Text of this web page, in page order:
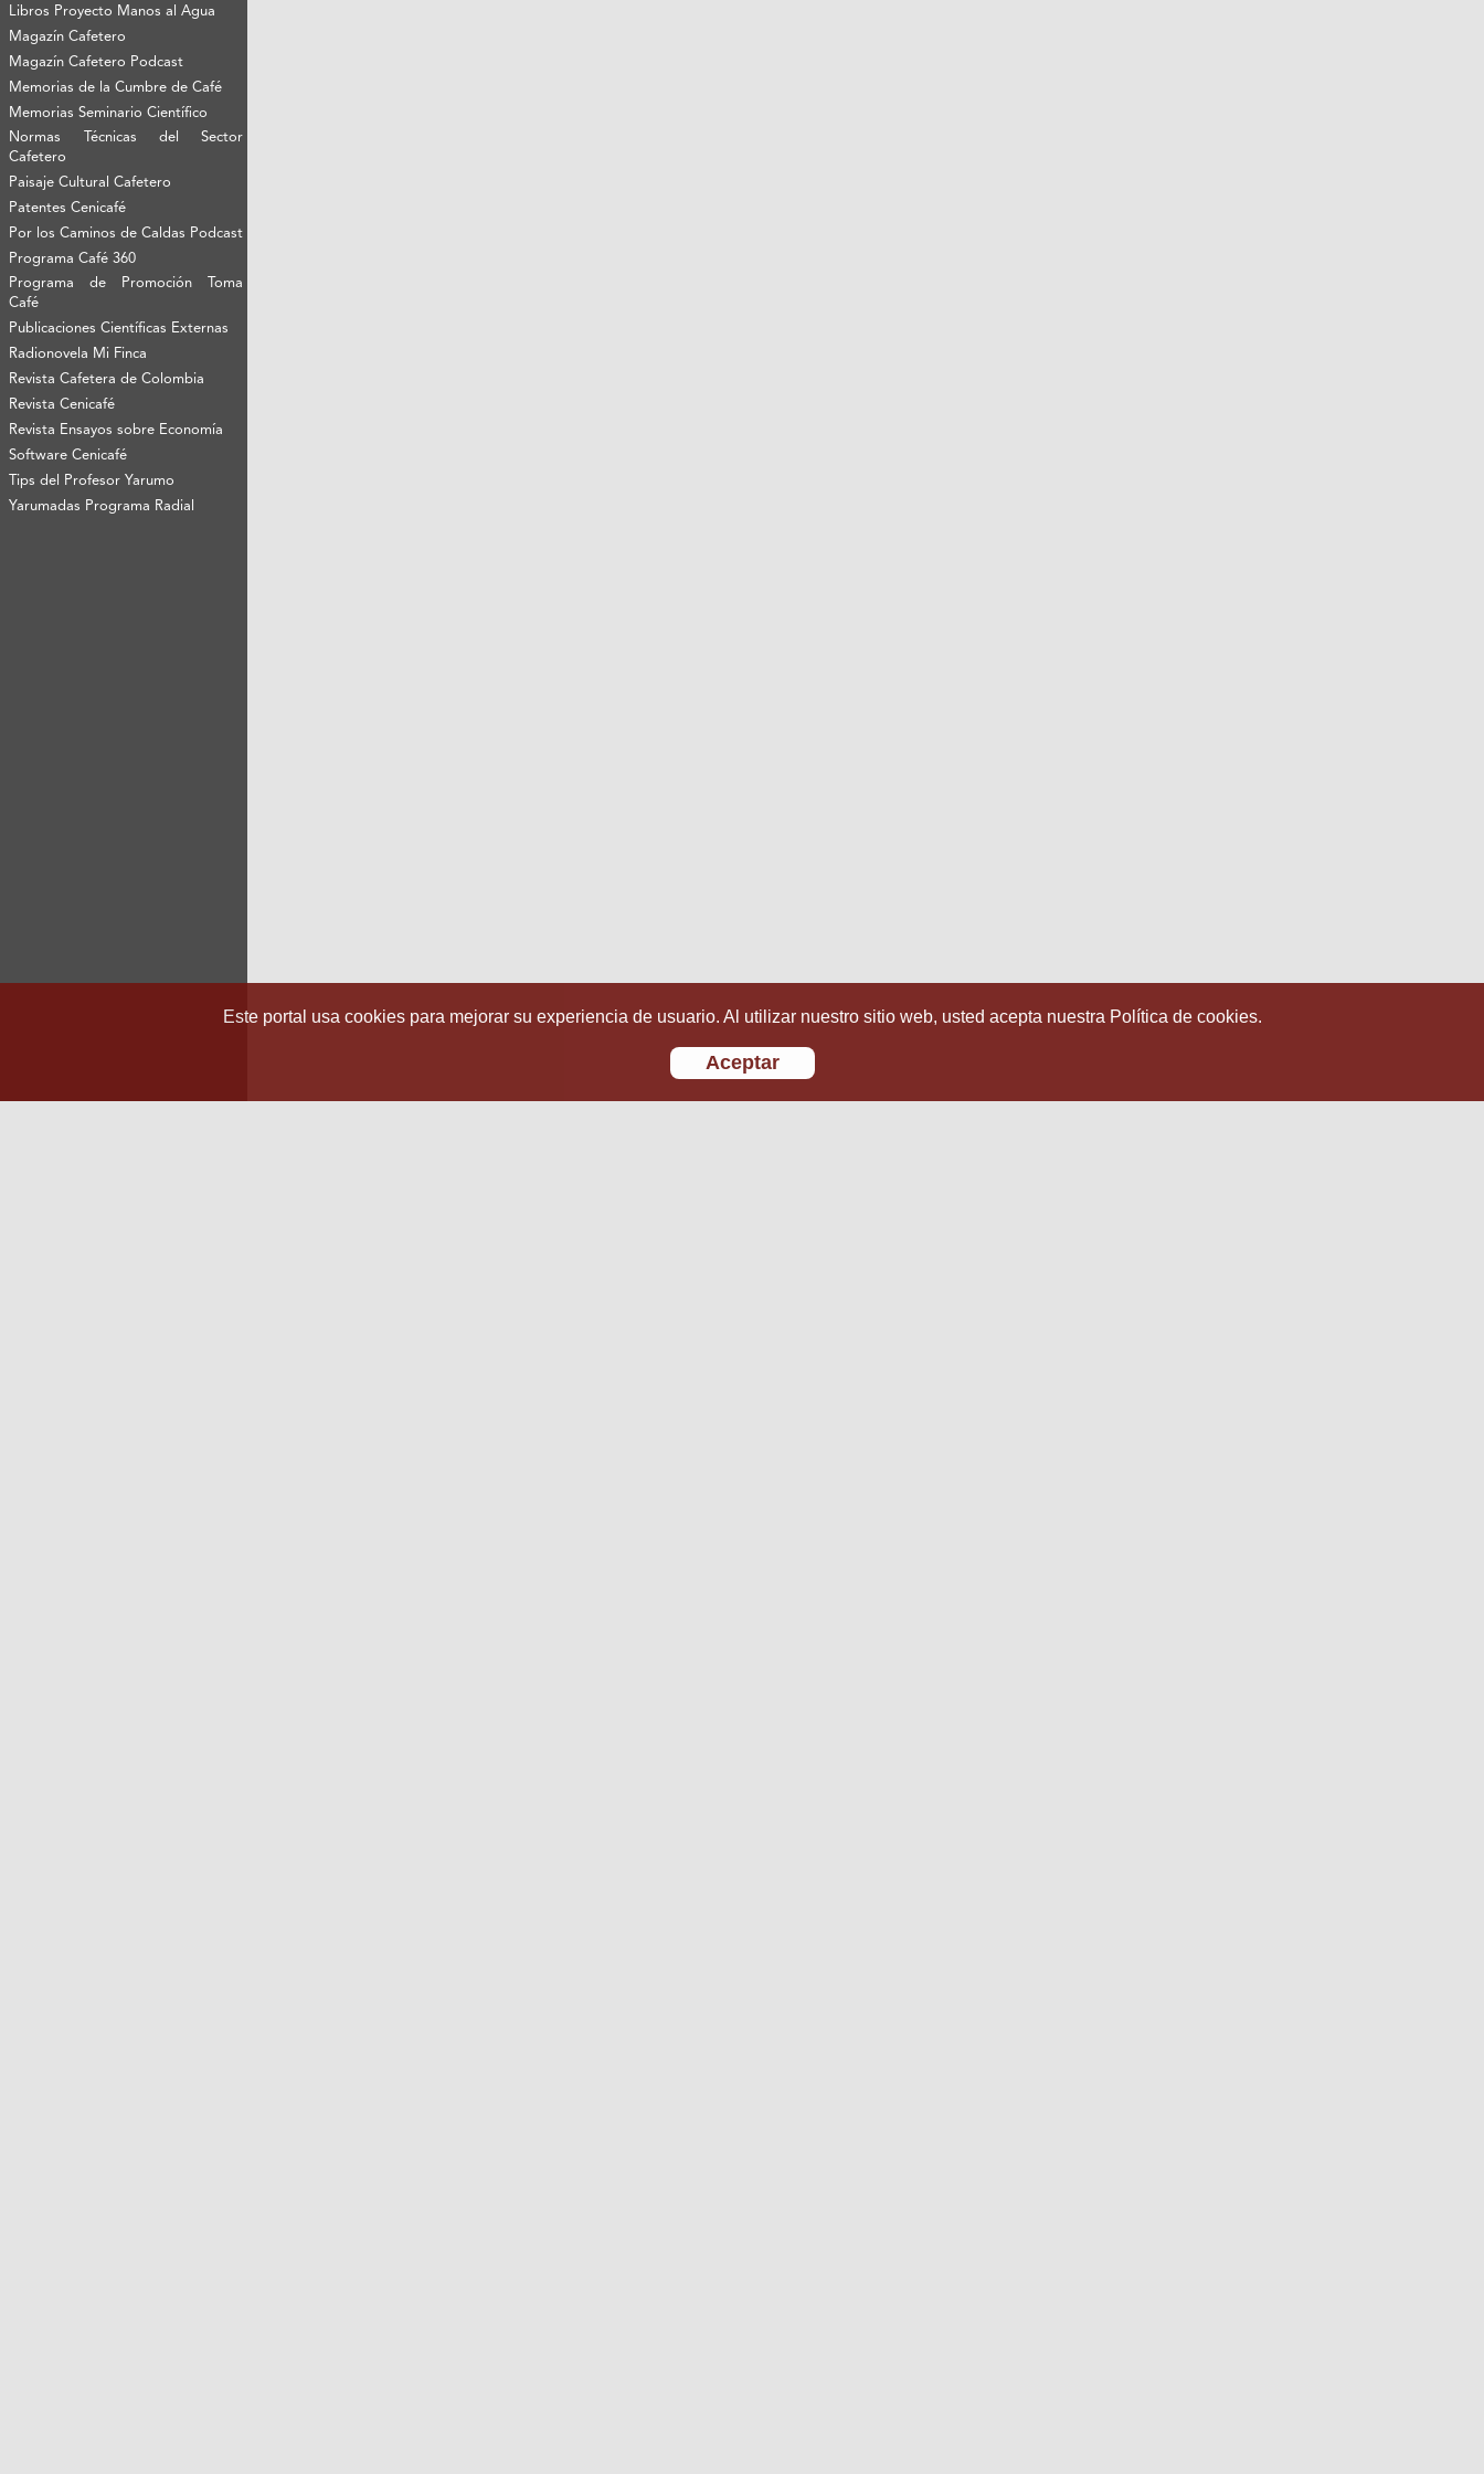
Libros Proyecto Manos al Agua
Magazín Cafetero
Magazín Cafetero Podcast
Memorias de la Cumbre de Café
Memorias Seminario Científico
Normas Técnicas del Sector
Cafetero
Paisaje Cultural Cafetero
Patentes Cenicafé
Por los Caminos de Caldas Podcast
Programa Café 360
Programa de Promoción Toma
Café
Publicaciones Científicas Externas
Radionovela Mi Finca
Revista Cafetera de Colombia
Revista Cenicafé
Revista Ensayos sobre Economía
Software Cenicafé
Tips del Profesor Yarumo
Yarumadas Programa Radial
Este portal usa cookies para mejorar su experiencia de usuario. Al utilizar nuestro sitio web, usted acepta nuestra Política de cookies.
Aceptar